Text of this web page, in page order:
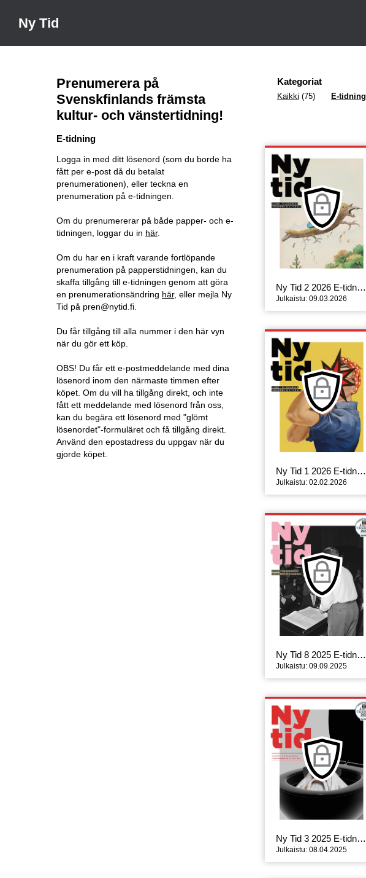
Ny Tid
Prenumerera på
Svenskfinlands främsta
kultur- och vänstertidning!
E-tidning
Logga in med ditt lösenord (som du borde ha
fått per e-post då du betalat
prenumerationen), eller teckna en
prenumeration på e-tidningen.
Om du prenumererar på både papper- och e-
tidningen, loggar du in här.
Om du har en i kraft varande fortlöpande
prenumeration på papperstidningen, kan du
skaffa tillgång till e-tidningen genom att göra
en prenumerationsändring här, eller mejla Ny
Tid på pren@nytid.fi.
Du får tillgång till alla nummer i den här vyn
när du gör ett köp.
OBS! Du får ett e-postmeddelande med dina
lösenord inom den närmaste timmen efter
köpet. Om du vill ha tillgång direkt, och inte
fått ett meddelande med lösenord från oss,
kan du begära ett lösenord med "glömt
lösenordet"-formuläret och få tillgång direkt.
Använd den epostadress du uppgav när du
gjorde köpet.
Kategoriat
Kaikki (75) E-tidning
Ny Tid 2 2026 E-tidning
Julkaistu: 09.03.2026
Ny Tid 1 2026 E-tidning
Julkaistu: 02.02.2026
Ny Tid 8 2025 E-tidning
Julkaistu: 09.09.2025
Ny Tid 3 2025 E-tidning
Julkaistu: 08.04.2025